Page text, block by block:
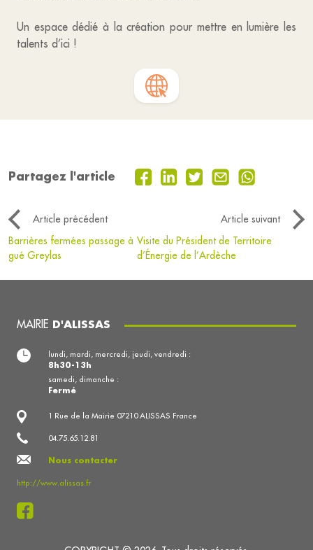
Un espace dédié à la création pour mettre en lumière les
talents d’ici !
Partagez l'article
Article précédent
Article suivant
Barrières fermées passage à
gué Greylas
Visite du Président de Territoire
d’Énergie de l’Ardèche
MAIRIE D'ALISSAS
1 Rue de la Mairie 07210 ALISSAS France
04.75.65.12.81
Nous contacter
http://www.alissas.fr
lundi, mardi, mercredi, jeudi, vendredi :
8h30-13h
samedi, dimanche :
Fermé